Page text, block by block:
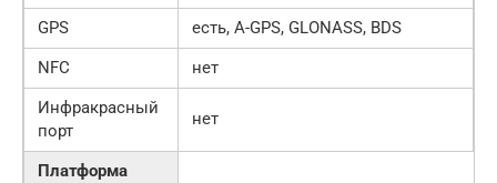
GPS
есть, A-GPS, GLONASS, BDS
NFC
нет
Инфракрасный
порт
нет
Платформа